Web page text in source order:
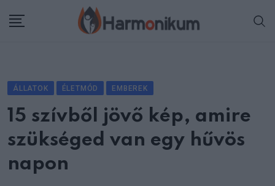
ÁLLATOK ÉLETMÓD EMBEREK
15 szívből jövő kép, amire
szükséged van egy hűvös
napon